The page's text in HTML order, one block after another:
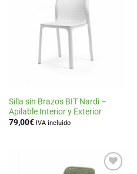
Silla sin Brazos BIT Nardi –
Apilable Interior y Exterior
79,00€ IVA incluido